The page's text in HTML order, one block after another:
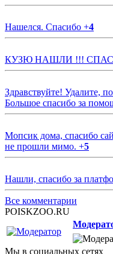
Нашелся. Спасибо +4
КУЗЮ НАШЛИ !!!
Здравствуйте! Удалите,
Большое спасибо за
Мопсик дома, спасибо
не прошли мимо. +5
Нашли, спасибо за
Все комментарии
POISKZOO.RU
Мы в социальных сетях